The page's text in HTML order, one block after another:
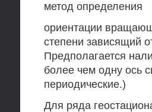
метод определения
ориентации
степени зависящий
Предполагается
более чем одну ось
периодические.)
Для ряда